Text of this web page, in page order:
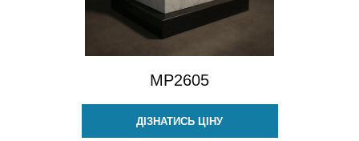
MP2605
ДІЗНАТИСЬ ЦІНУ